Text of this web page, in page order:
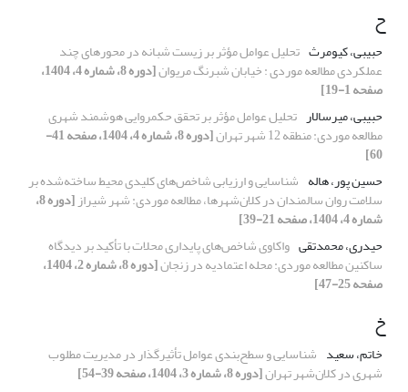
ح
حبیبی، کیومرث تحلیل عوامل مؤثر بر زیست شبانه در محورهای چند
عملکردی مطالعه موردی : خیابان شبرنگ مریوان [دوره 8، شماره 4، 1404،
صفحه 1-19]
حبیبی، میرسالار تحلیل عوامل مؤثر بر تحقق حکمروایی هوشمند شهری
مطالعه موردی: منطقه 12 شهر تهران [دوره 8، شماره 4، 1404، صفحه 41-
60]
حسین پور، هاله شناسایی و ارزیابی شاخص‌های کلیدی محیط ساخته‌شده بر
سلامت روان سالمندان در کلان‌شهرها، مطالعه موردی: شهر شیراز [دوره 8،
شماره 4، 1404، صفحه 21-39]
حیدری، محمدتقی واکاوی شاخص‌های پایداری محلات با تأکید بر دیدگاه
ساکنین مطالعه موردی: محله اعتمادیه در زنجان [دوره 8، شماره 2، 1404،
صفحه 25-47]
خ
خاتم، سعید شناسایی و سطح‌بندی عوامل تأثیرگذار در مدیریت مطلوب
شهری در کلان‌شهر تهران[دوره 8، شماره 3، 1404، صفحه 39-54]